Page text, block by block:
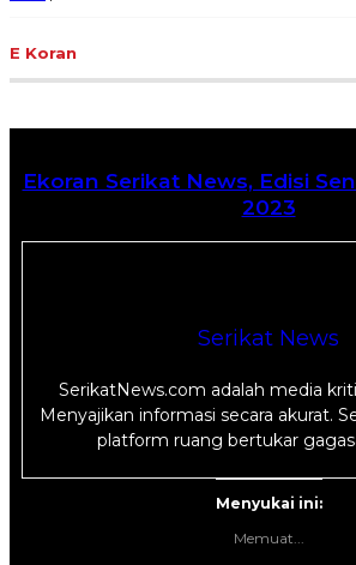
E Koran
Ekoran Serikat News, Edisi
2023
Serikat News
SerikatNews.com adalah media
Menyajikan informasi secara akurat.
platform ruang bertukar
Menyukai ini:
Memuat...